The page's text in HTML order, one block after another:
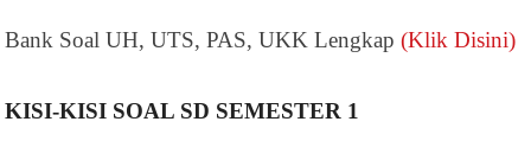
Bank Soal UH, UTS, PAS, UKK Lengkap(Klik Disini)
KISI-KISI SOAL SD SEMESTER 1